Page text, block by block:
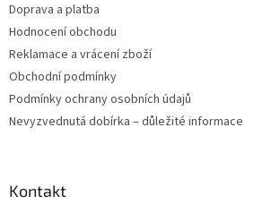
Doprava a platba
Hodnocení obchodu
Reklamace a vrácení zboží
Obchodní podmínky
Podmínky ochrany osobních údajů
Nevyzvednutá dobírka – důležité informace
Kontakt